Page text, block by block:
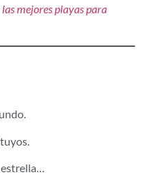
las mejores playas para
estrella…